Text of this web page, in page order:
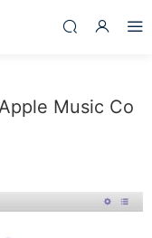
Music Co